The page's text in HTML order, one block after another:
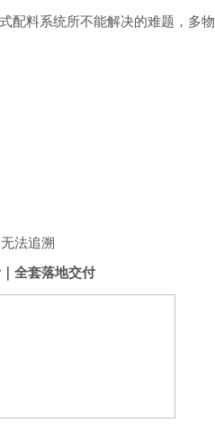
配料系统所不能解决的难题，
法追溯
全套落地交付